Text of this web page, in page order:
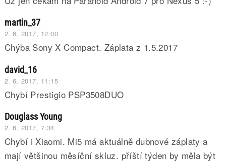
martin_37
2. 6. 2017, 12:00
Chýba Sony X Compact. Záplata z 1.5.2017
david_16
2. 6. 2017, 11:15
Chybí Prestigio PSP3508DUO
Douglass Young
2. 6. 2017, 7:34
Chybí i Xiaomi. Mi5 má aktuálně dubnové záplaty a
mají většinou měsíční skluz. příští týden by měla být